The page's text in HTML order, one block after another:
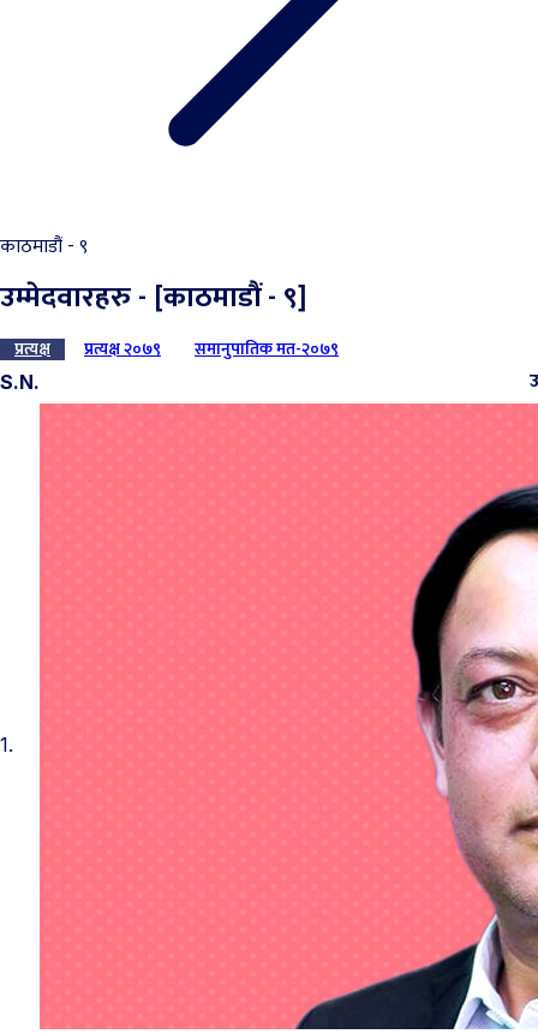
काठमाडौं - ९
उम्मेदवारहरु - [काठमाडौं - ९]
प्रत्यक्ष प्रत्यक्ष २०७९ समानुपातिक मत-२०७९
S.N.
1.